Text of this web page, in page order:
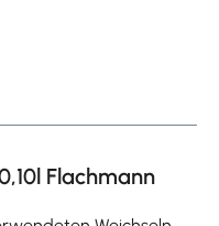
Flachmann